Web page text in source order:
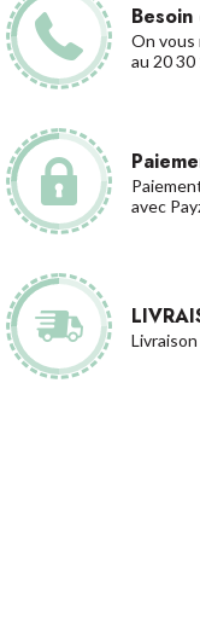
On vous
au 20 30
avec